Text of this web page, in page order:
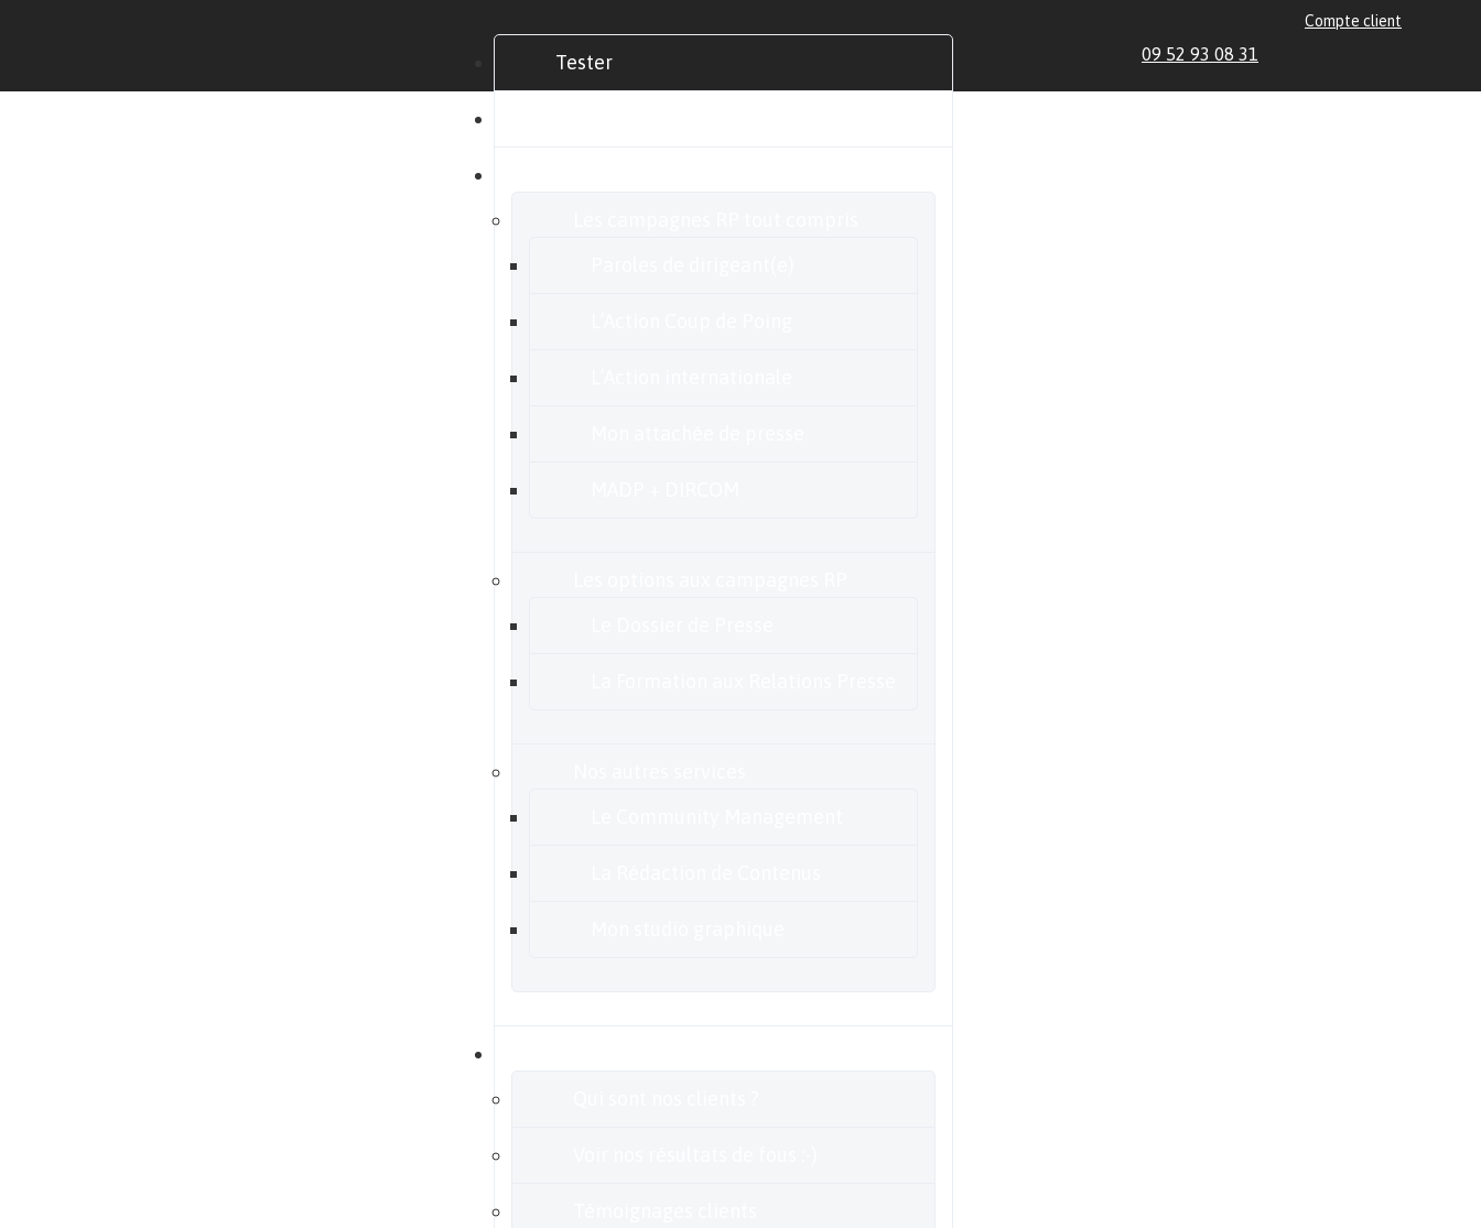
Tester
Compte client
09 52 93 08 31